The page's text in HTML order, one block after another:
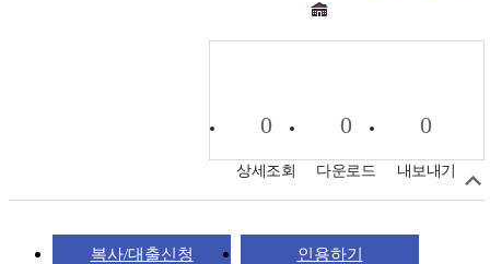
0
상세조회
0
다운로드
0
내보내기
복사/대출신청 인용하기